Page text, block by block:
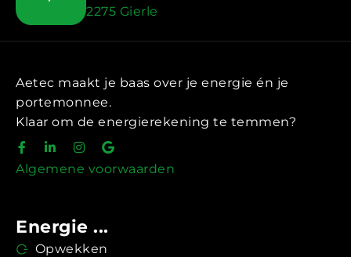
2275 Gierle
Aetec maakt je baas over je energie én je
portemonnee.
Klaar om de energierekening te temmen?
Algemene voorwaarden
Energie ...
Opwekken